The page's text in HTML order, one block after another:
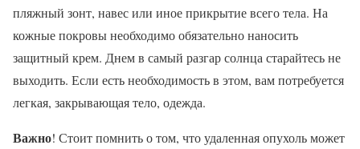
пляжный зонт, навес или иное прикрытие всего тела. На
кожные покровы необходимо обязательно наносить
защитный крем. Днем в самый разгар солнца старайтесь не
выходить. Если есть необходимость в этом, вам потребуется
легкая, закрывающая тело, одежда.
Важно! Стоит помнить о том, что удаленная опухоль может